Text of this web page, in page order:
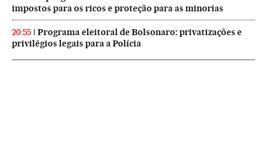
impostos para os ricos e proteção para as minorias
20:55
Programa eleitoral de Bolsonaro: privatizações e
privilégios legais para a Polícia